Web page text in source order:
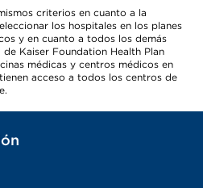
criterios en cuanto a la
los hospitales en los planes
y en cuanto a todos los demás
Kaiser Foundation Health Plan
médicas y centros médicos en
acceso a todos los centros de